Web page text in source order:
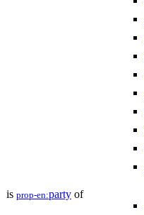
is prop-en:party of